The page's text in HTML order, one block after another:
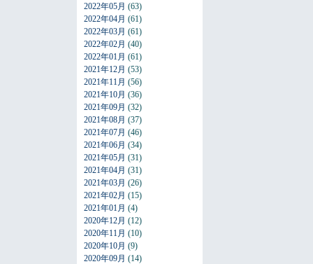
2022年05月 (63)
2022年04月 (61)
2022年03月 (61)
2022年02月 (40)
2022年01月 (61)
2021年12月 (53)
2021年11月 (56)
2021年10月 (36)
2021年09月 (32)
2021年08月 (37)
2021年07月 (46)
2021年06月 (34)
2021年05月 (31)
2021年04月 (31)
2021年03月 (26)
2021年02月 (15)
2021年01月 (4)
2020年12月 (12)
2020年11月 (10)
2020年10月 (9)
2020年09月 (14)